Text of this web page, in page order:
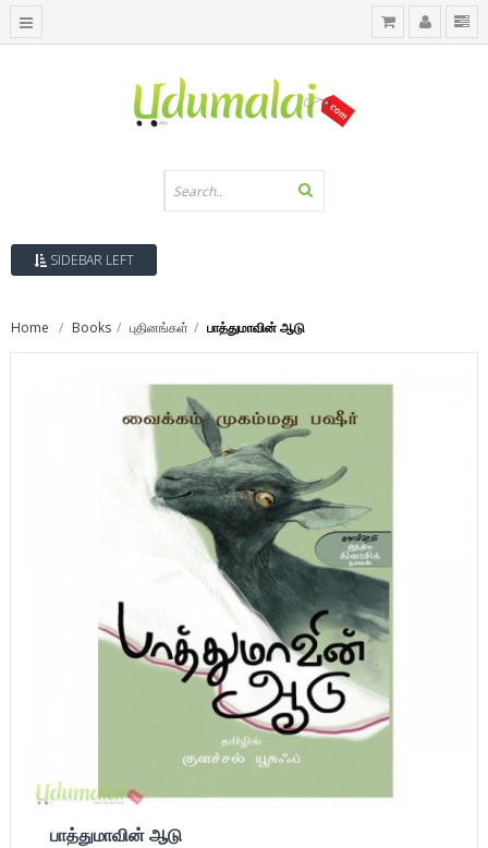
SIDEBAR LEFT
Home Books புதினங்கள் பாத்துமாவின் ஆடு
பாத்துமாவின் ஆடு